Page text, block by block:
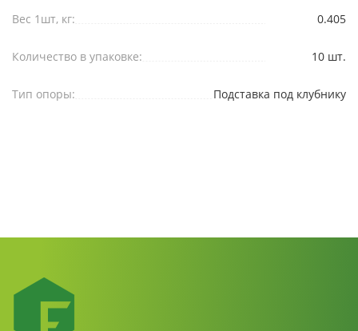
Вес 1шт, кг: 0.405
Количество в упаковке: 10 шт.
Тип опоры: Подставка под клубнику